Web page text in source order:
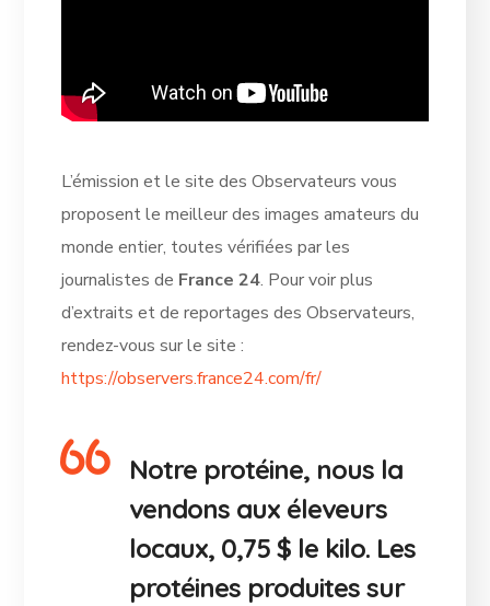
L’émission et le site des Observateurs vous
proposent le meilleur des images amateurs du
monde entier, toutes vérifiées par les
journalistes de France 24. Pour voir plus
d’extraits et de reportages des Observateurs,
rendez-vous sur le site :
https://observers.france24.com/fr/
Notre protéine, nous la
vendons aux éleveurs
locaux, 0,75 $ le kilo. Les
protéines produites sur